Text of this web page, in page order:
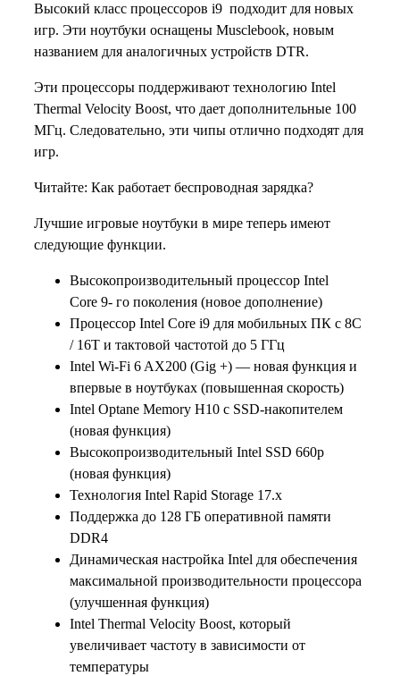
Высокий класс процессоров i9 подходит для новых
игр. Эти ноутбуки оснащены Musclebook, новым
названием для аналогичных устройств DTR.
Эти процессоры поддерживают технологию Intel
Thermal Velocity Boost, что дает дополнительные 100
МГц. Следовательно, эти чипы отлично подходят для
игр.
Читайте: Как работает беспроводная зарядка?
Лучшие игровые ноутбуки в мире теперь имеют
следующие функции.
Высокопроизводительный процессор Intel
Core 9- го поколения (новое дополнение)
Процессор Intel Core i9 для мобильных ПК с 8C
/ 16T и тактовой частотой до 5 ГГц
Intel Wi-Fi 6 AX200 (Gig +) — новая функция и
впервые в ноутбуках (повышенная скорость)
Intel Optane Memory H10 с SSD-накопителем
(новая функция)
Высокопроизводительный Intel SSD 660p
(новая функция)
Технология Intel Rapid Storage 17.x
Поддержка до 128 ГБ оперативной памяти
DDR4
Динамическая настройка Intel для обеспечения
максимальной производительности процессора
(улучшенная функция)
Intel Thermal Velocity Boost, который
увеличивает частоту в зависимости от
температуры